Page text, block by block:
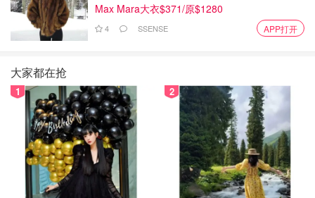
2025年8月4日下架影片：
《永不放弃》（Never Give Up） (第1季)
《安排》（The Set Up） (2019)
2025年8月5日下架影片：
《七一》（’71） (2014)
《封锁》（Lockdown） (2021)
《爱是战争》（Love Is War） (2019)
Max Mara大衣$371/原$1280
4 SSENSE APP打开
大家都在抢
1 2